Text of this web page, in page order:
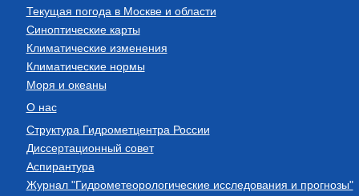
Текущая погода в Москве и области
Синоптические карты
Климатические изменения
Климатические нормы
Моря и океаны
О нас
Структура Гидрометцентра России
Диссертационный совет
Аспирантура
Журнал "Гидрометеорологические исследования и прогнозы"